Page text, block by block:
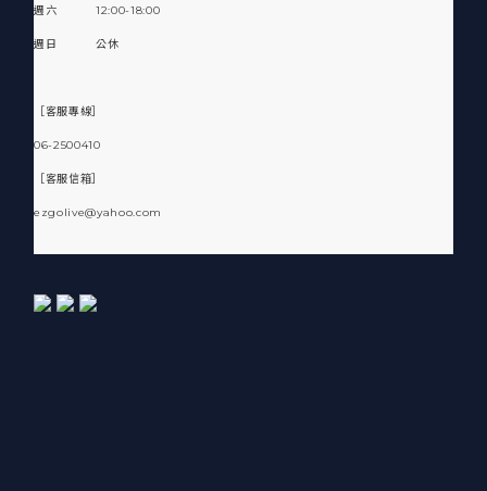
週六 12:00-18:00
週日 公休
［客服專線］
06-2500410
［客服信箱］
ezgolive@yahoo.com